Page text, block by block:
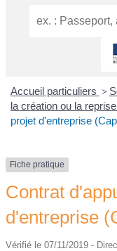
Accueil particuliers >
la création ou la
projet d'entreprise
Fiche pratique
Contrat
d'entreprise
Vérifié le 07/11/2019 -